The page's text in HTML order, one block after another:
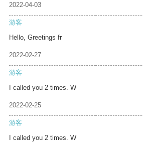
2022-04-03
游客
Hello, Greetings fr
2022-02-27
游客
I called you 2 times. W
2022-02-25
游客
I called you 2 times. W